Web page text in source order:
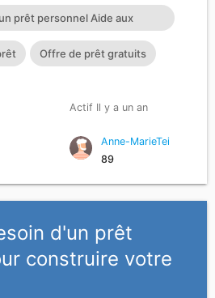
prêt personnel Aide aux
honnêtes en difficultés Crédit
honnêtes Prêt
Prêt personnel sans passer
Offre de prêt gratuits
Actif Il y a un an
Anne-MarieTei
89
d'un prêt
construire votre